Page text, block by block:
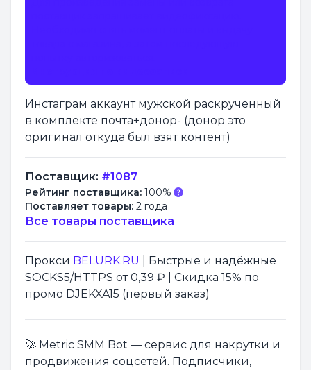
Инстаграм аккаунт мужской раскрученный
в комплекте почта+донор- (донор это
оригинал откуда был взят контент)
Поставщик: #1087
Рейтинг поставщика: 100%
Поставляет товары: 2 года
Все товары поставщика
Прокси BELURK.RU
| Быстрые и надёжные
SOCKS5/HTTPS от 0,39 ₽ | Скидка 15% по
промо DJEKXA15 (первый заказ)
🚀 Metric SMM Bot — сервис для накрутки и
продвижения соцсетей. Подписчики,